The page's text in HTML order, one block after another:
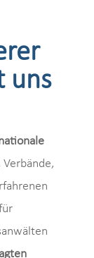
uns
Verbände,